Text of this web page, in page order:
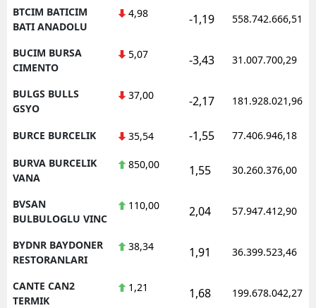
BTCIM BATICIM
BATI ANADOLU
4,98 -1,19 558.742.666,51
BUCIM BURSA
CIMENTO
5,07 -3,43 31.007.700,29
BULGS BULLS
GSYO
37,00 -2,17 181.928.021,96
BURCE BURCELIK 35,54 -1,55 77.406.946,18
BURVA BURCELIK
VANA
850,00 1,55 30.260.376,00
BVSAN
BULBULOGLU VINC
110,00 2,04 57.947.412,90
BYDNR BAYDONER
RESTORANLARI
38,34 1,91 36.399.523,46
CANTE CAN2
TERMIK
1,21 1,68 199.678.042,27